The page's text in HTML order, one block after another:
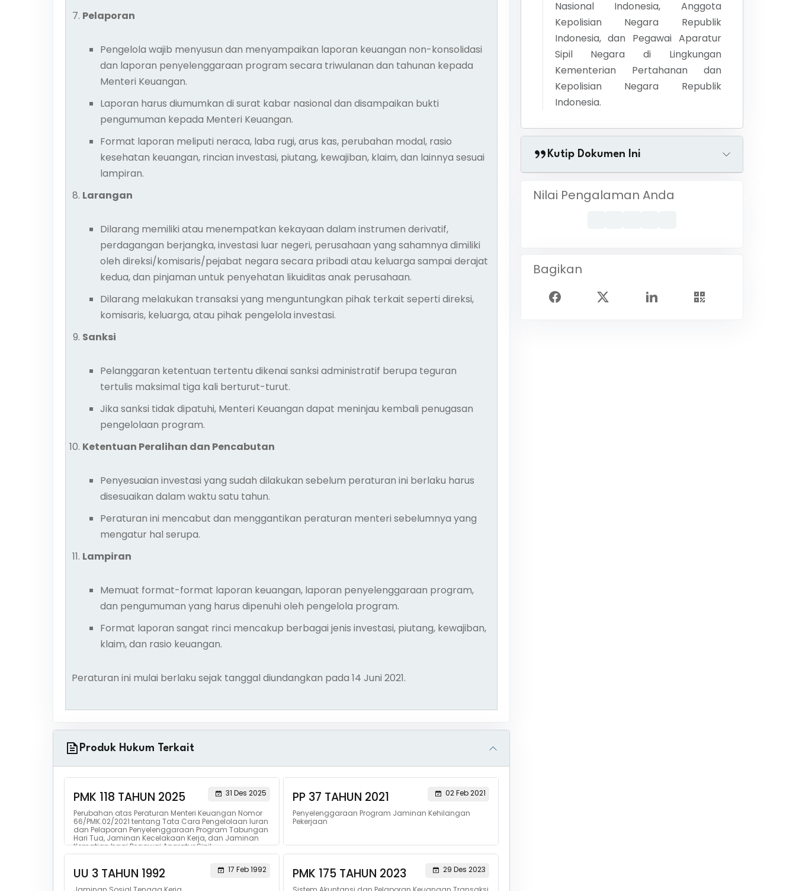
Pelaporan
Pengelola wajib menyusun dan menyampaikan laporan keuangan non-konsolidasi
dan laporan penyelenggaraan program secara triwulanan dan tahunan kepada
Menteri Keuangan.
Laporan harus diumumkan di surat kabar nasional dan disampaikan bukti
pengumuman kepada Menteri Keuangan.
Format laporan meliputi neraca, laba rugi, arus kas, perubahan modal, rasio
kesehatan keuangan, rincian investasi, piutang, kewajiban, klaim, dan lainnya sesuai
lampiran.
Larangan
Dilarang memiliki atau menempatkan kekayaan dalam instrumen derivatif,
perdagangan berjangka, investasi luar negeri, perusahaan yang sahamnya dimiliki
oleh direksi/komisaris/pejabat negara secara pribadi atau keluarga sampai derajat
kedua, dan pinjaman untuk penyehatan likuiditas anak perusahaan.
Dilarang melakukan transaksi yang menguntungkan pihak terkait seperti direksi,
komisaris, keluarga, atau pihak pengelola investasi.
Sanksi
Pelanggaran ketentuan tertentu dikenai sanksi administratif berupa teguran
tertulis maksimal tiga kali berturut-turut.
Jika sanksi tidak dipatuhi, Menteri Keuangan dapat meninjau kembali penugasan
pengelolaan program.
Ketentuan Peralihan dan Pencabutan
Penyesuaian investasi yang sudah dilakukan sebelum peraturan ini berlaku harus
disesuaikan dalam waktu satu tahun.
Peraturan ini mencabut dan menggantikan peraturan menteri sebelumnya yang
mengatur hal serupa.
Lampiran
Memuat format-format laporan keuangan, laporan penyelenggaraan program,
dan pengumuman yang harus dipenuhi oleh pengelola program.
Format laporan sangat rinci mencakup berbagai jenis investasi, piutang, kewajiban,
klaim, dan rasio keuangan.
Peraturan ini mulai berlaku sejak tanggal diundangkan pada 14 Juni 2021.
Produk Hukum Terkait
PMK 118 TAHUN 2025
31 Des 2025
Perubahan atas Peraturan Menteri Keuangan Nomor
66/PMK.02/2021 tentang Tata Cara Pengelolaan Iuran
dan Pelaporan Penyelenggaraan Program Tabungan
Hari Tua, Jaminan Kecelakaan Kerja, dan Jaminan
Kematian bagi Pegawai Aparatur Sipil...
PP 37 TAHUN 2021
02 Feb 2021
Penyelenggaraan Program Jaminan Kehilangan
Pekerjaan
UU 3 TAHUN 1992
17 Feb 1992
PMK 175 TAHUN 2023
29 Des 2023
Nasional Indonesia, Anggota
Kepolisian Negara Republik
Indonesia, dan Pegawai Aparatur
Sipil Negara di Lingkungan
Kementerian Pertahanan dan
Kepolisian Negara Republik
Indonesia.
Kutip Dokumen Ini
Nilai Pengalaman Anda
Bagikan